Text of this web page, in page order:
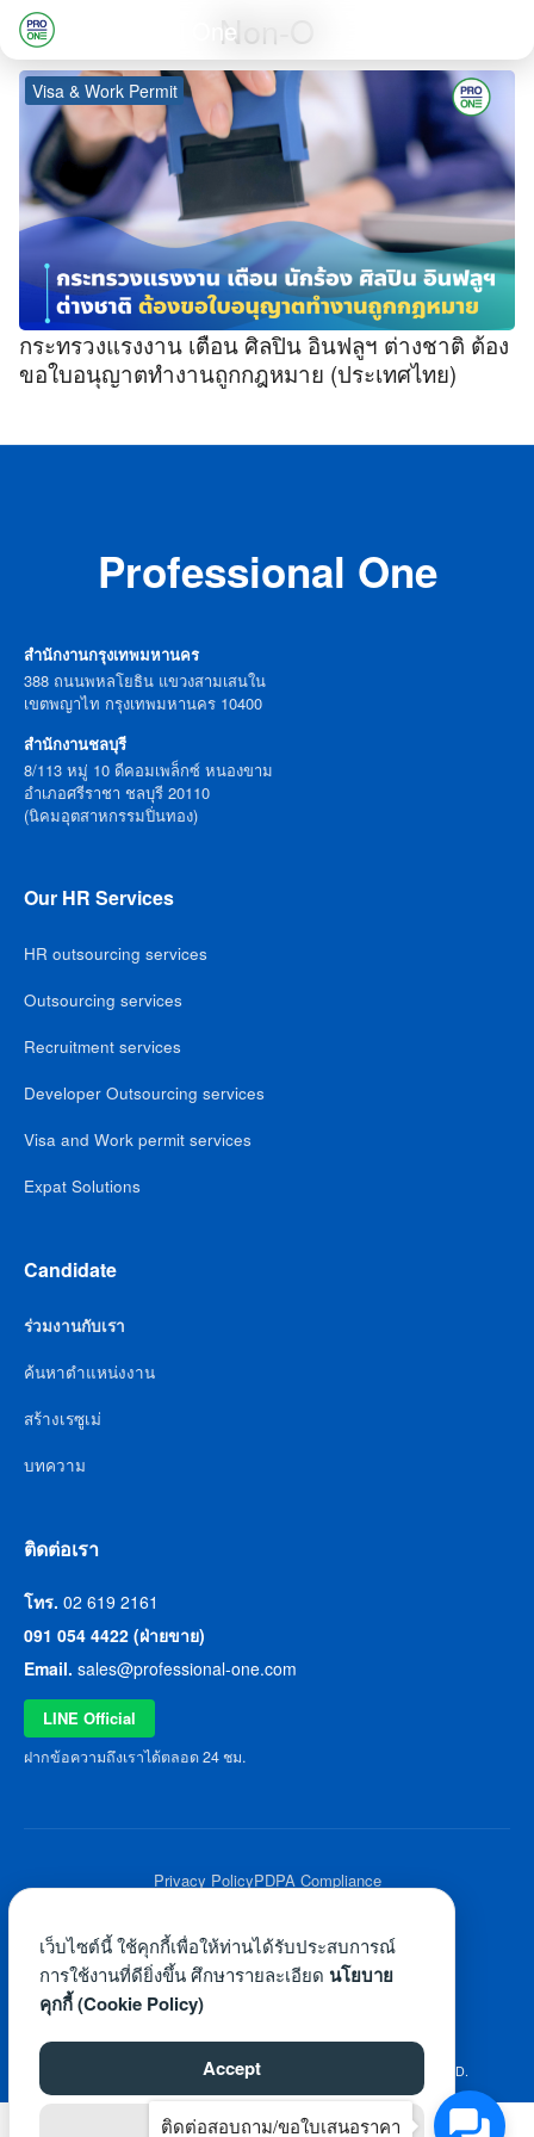
Skip
content
Professional One
Search
for:
Non-O
Visa & Work Permit
กระทรวงแรงงาน เตือน ศิลปิน อินฟลูฯ ต่างชาติ ต้อง
ขอใบอนุญาตทำงานถูกกฎหมาย (ประเทศไทย)
Professional One
สำนักงานกรุงเทพมหานคร
388 ถนนพหลโยธิน แขวงสามเสนใน
เขตพญาไท กรุงเทพมหานคร 10400
สำนักงานชลบุรี
8/113 หมู่ 10 ดีคอมเพล็กซ์ หนองขาม
อำเภอศรีราชา ชลบุรี 20110
(นิคมอุตสาหกรรมปิ่นทอง)
Our HR Services
HR outsourcing services
Outsourcing services
Recruitment services
Developer Outsourcing services
Visa and Work permit services
Expat Solutions
Candidate
ร่วมงานกับเรา
ค้นหาตำแหน่งงาน
สร้างเรซูเม่
บทความ
ติดต่อเรา
โทร. 02 619 2161
091 054 4422 (ฝ่ายขาย)
Email. sales@professional-one.com
LINE Official
ฝากข้อความถึงเราได้ตลอด 24 ชม.
Privacy PolicyPDPA Compliance
©2026 WWW.PROFESSIONAL-ONE.COM. ALL RIGHTS RESERVED.
ติดต่อสอบถาม/ขอใบเสนอราคา
ไทย English
เว็บไซต์นี้ ใช้คุกกี้เพื่อให้ท่านได้รับประสบการณ์
การใช้งานที่ดียิ่งขึ้น ศึกษารายละเอียด นโยบาย
คุกกี้ (Cookie Policy)
Accept
Reject